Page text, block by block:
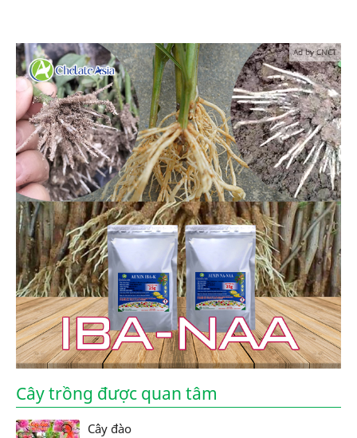
Ad by CNCT
Cây trồng được quan tâm
Cây đào